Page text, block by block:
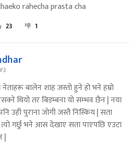
rahecha prasta cha
23 1
नेताहरू बालेन शाह जस्तो हुने हो भने हम्रो
थियो तर बिडम्बना यो सम्भव छैन | नया
उही पुराना जोगी जस्तै निस्किय | सता
गर्छु भने आस देखाए सता पाएपछि एउटा
|